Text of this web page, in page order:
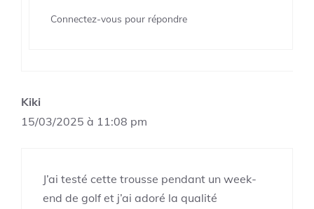
Connectez-vous pour répondre
Kiki
15/03/2025 à 11:08 pm
J’ai testé cette trousse pendant un week-
end de golf et j’ai adoré la qualité